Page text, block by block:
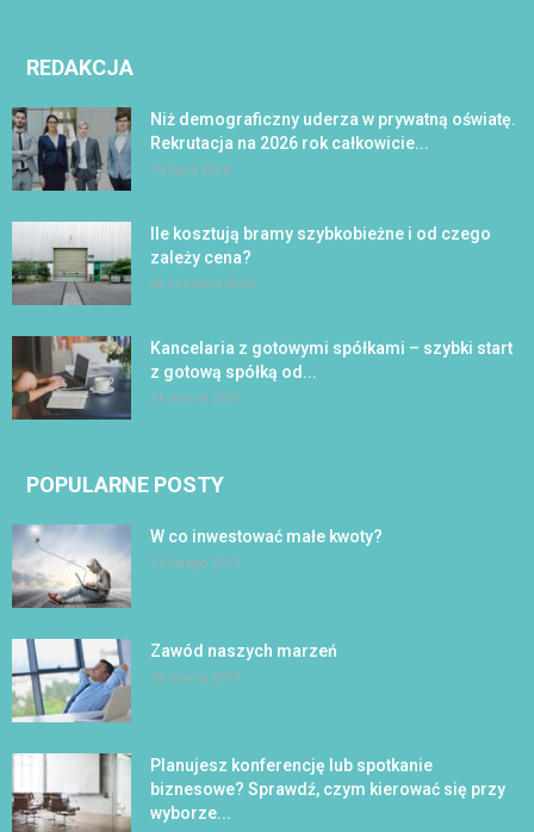
REDAKCJA
Niż demograficzny uderza w prywatną oświatę.
Rekrutacja na 2026 rok całkowicie...
16 lipca 2026
Ile kosztują bramy szybkobieżne i od czego
zależy cena?
28 czerwca 2026
Kancelaria z gotowymi spółkami – szybki start
z gotową spółką od...
31 marca 2026
POPULARNE POSTY
W co inwestować małe kwoty?
17 lutego 2017
Zawód naszych marzeń
30 marca 2017
Planujesz konferencję lub spotkanie
biznesowe? Sprawdź, czym kierować się przy
wyborze...